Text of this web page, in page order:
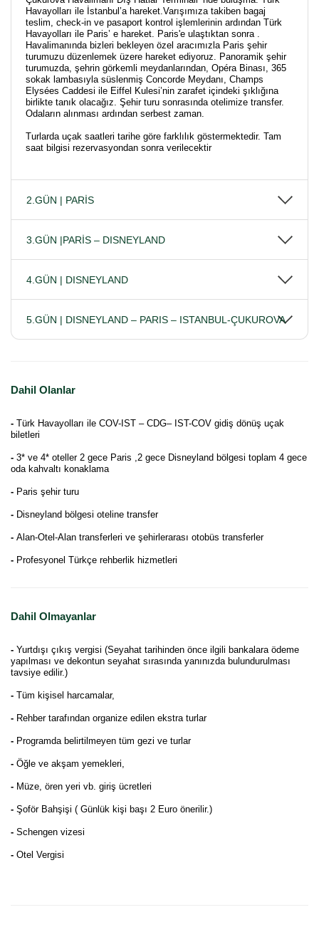
Havayolları ile İstanbul’a hareket.Varışımıza takiben bagaj
teslim, check-in ve pasaport kontrol işlemlerinin ardından Türk
Havayolları ile Paris’ e hareket. Paris'e ulaştıktan sonra .
Havalimanında bizleri bekleyen özel aracımızla Paris şehir
turumuzu düzenlemek üzere hareket ediyoruz. Panoramik şehir
turumuzda, şehrin görkemli meydanlarından, Opéra Binası, 365
sokak lambasıyla süslenmiş Concorde Meydanı, Champs
Elysées Caddesi ile Eiffel Kulesi’nin zarafet içindeki şıklığına
birlikte tanık olacağız. Şehir turu sonrasında otelimize transfer.
Odaların alınması ardından serbest zaman.
Turlarda uçak saatleri tarihe göre farklılık göstermektedir. Tam
saat bilgisi rezervasyondan sonra verilecektir
2.GÜN | PARİS
3.GÜN |PARİS – DISNEYLAND
4.GÜN | DISNEYLAND
5.GÜN | DISNEYLAND – PARIS – ISTANBUL-ÇUKUROVA
Dahil Olanlar
- Türk Havayolları ile COV-IST – CDG– IST-COV gidiş dönüş uçak
biletleri
- 3* ve 4* oteller 2 gece Paris ,2 gece Disneyland bölgesi toplam 4 gece
oda kahvaltı konaklama
- Paris şehir turu
- Disneyland bölgesi oteline transfer
- Alan-Otel-Alan transferleri ve şehirlerarası otobüs transferler
- Profesyonel Türkçe rehberlik hizmetleri
Dahil Olmayanlar
- Yurtdışı çıkış vergisi (Seyahat tarihinden önce ilgili bankalara ödeme
yapılması ve dekontun seyahat sırasında yanınızda bulundurulması
tavsiye edilir.)
- Tüm kişisel harcamalar,
- Rehber tarafından organize edilen ekstra turlar
- Programda belirtilmeyen tüm gezi ve turlar
- Öğle ve akşam yemekleri,
- Müze, ören yeri vb. giriş ücretleri
- Şoför Bahşişi ( Günlük kişi başı 2 Euro önerilir.)
- Schengen vizesi
- Otel Vergisi